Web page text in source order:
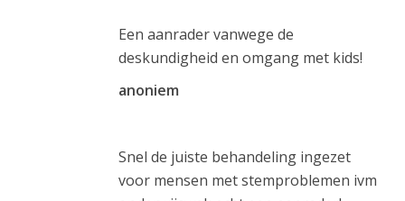
Een aanrader vanwege de
deskundigheid en omgang met kids!
anoniem
Snel de juiste behandeling ingezet
voor mensen met stemproblemen ivm